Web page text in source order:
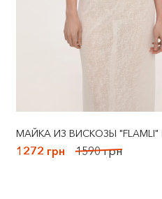
МАЙКА ИЗ ВИСКОЗЫ
1272 грн 1590 грн